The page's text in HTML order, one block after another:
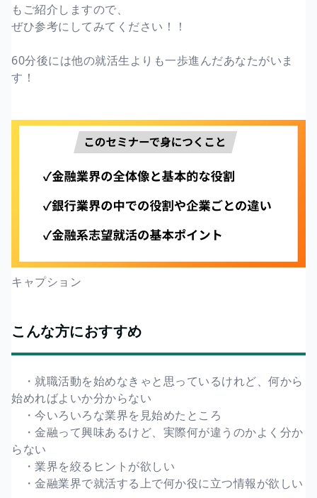
もご紹介しますので、
ぜひ参考にしてみてください！！
60分後には他の就活生よりも一歩進んだあなたがいま
す！
キャプション
こんな方におすすめ
・就職活動を始めなきゃと思っているけれど、何から
始めればよいか分からない
・今いろいろな業界を見始めたところ
・金融って興味あるけど、実際何が違うのかよく分か
らない
・業界を絞るヒントが欲しい
・金融業界で就活する上で何か役に立つ情報が欲しい